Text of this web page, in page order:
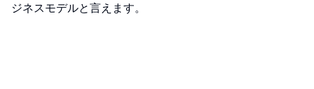
ジネスモデルと言えます。